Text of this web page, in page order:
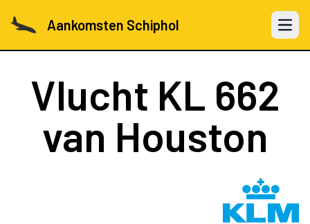
Aankomsten Schiphol Open
Vlucht KL 662
van Houston